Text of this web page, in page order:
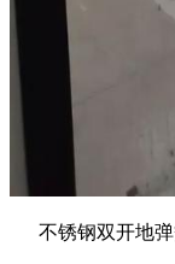
不锈钢双开地